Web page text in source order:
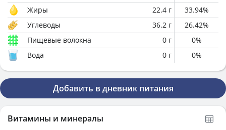
Жиры
22.4 г 33.94%
Углеводы
36.2 г 26.42%
Пищевые волокна
0 г 0%
Вода
0 г 0%
Добавить в дневник питания
Витамины и минералы